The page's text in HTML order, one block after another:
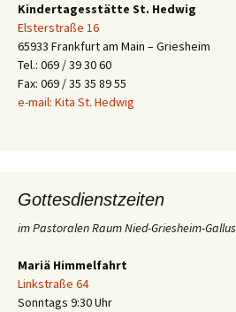
Kindertagesstätte St. Hedwig
Elsterstraße 16
65933 Frankfurt am Main – Griesheim
Tel.: 069 / 39 30 60
Fax: 069 / 35 35 89 55
e-mail: Kita St. Hedwig
Gottesdienstzeiten
im Pastoralen Raum Nied-Griesheim-Gallus
Mariä Himmelfahrt
Linkstraße 64
Sonntags 9:30 Uhr